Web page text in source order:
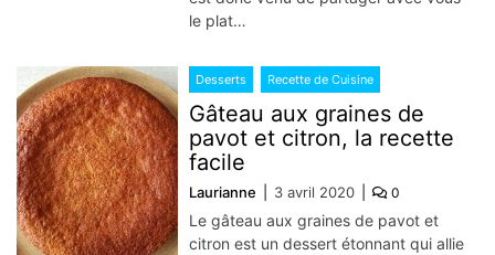
le plat…
Desserts Recette de Cuisine
Gâteau aux graines de
pavot et citron, la recette
facile
Laurianne 3 avril 2020 0
Le gâteau aux graines de pavot et
citron est un dessert étonnant qui allie